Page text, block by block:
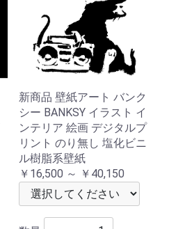
新商品 壁紙アート バンク
シー BANKSY イラスト イ
ンテリア 絵画 デジタルプ
リント のり無し 塩化ビニ
ル樹脂系壁紙
￥16,500 ～ ￥40,150